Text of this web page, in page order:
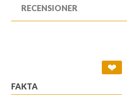
RECENSIONER
❤
FAKTA